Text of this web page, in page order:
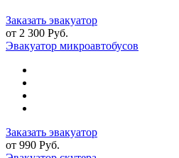
Заказать эвакуатор
от 2 300 Руб.
Эвакуатор микроавтобусов
Заказать эвакуатор
от 990 Руб.